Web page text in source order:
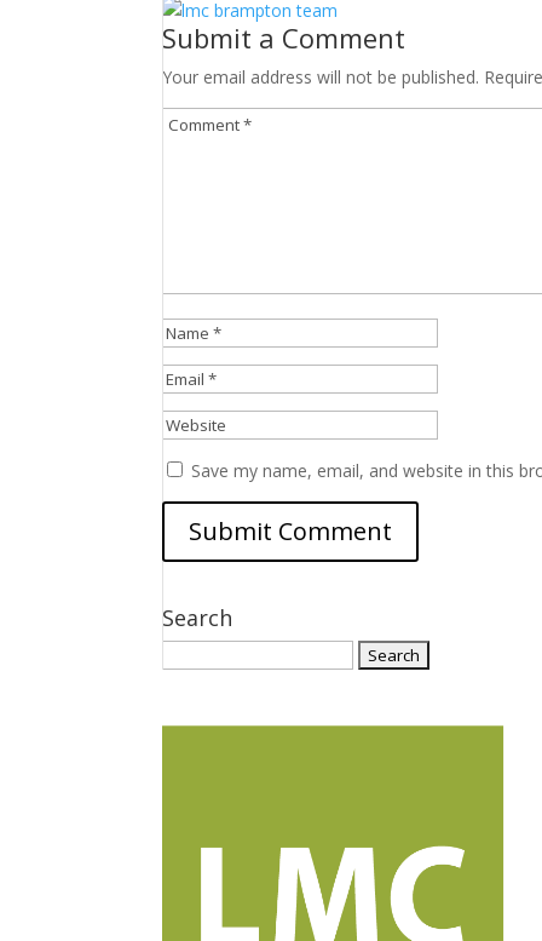
Submit a Comment
Your email address will not be published.
Save my name, email, and website in this
Search